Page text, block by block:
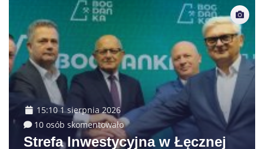
15:10 1 sierpnia 2026
10 osób skomentowało
Strefa Inwestycyjna w Łęcznej